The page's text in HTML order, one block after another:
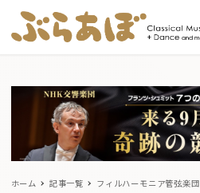
ホーム 記事一覧 フィルハーモニア管弦楽団